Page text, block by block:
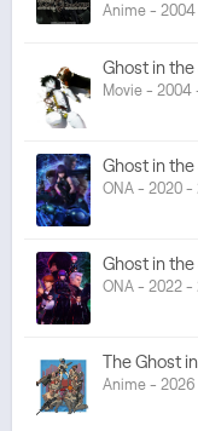
Anime -
Ghost in the
Movie - 2004
Ghost in
ONA - 2020 -
Ghost in
ONA - 2022 -
The Ghost
Anime -